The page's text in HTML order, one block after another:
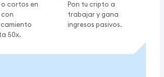
o cortos en
con
50x.
Pon tu cripto a
trabajar y gana
ingresos pasivos.